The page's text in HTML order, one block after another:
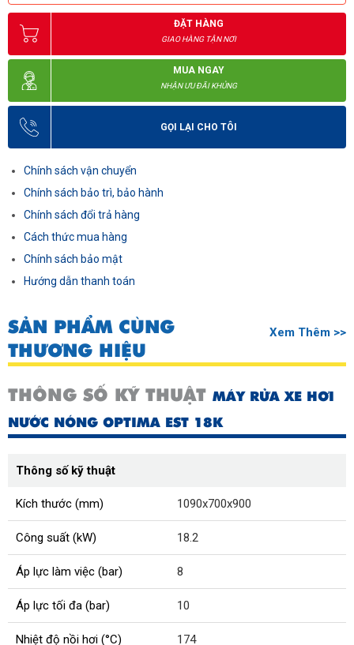
ĐẶT HÀNG
GIAO HÀNG TẬN NƠI
MUA NGAY
NHẬN ƯU ĐÃI KHỦNG
GỌI LẠI CHO TÔI
Chính sách vận chuyển
Chính sách bảo trì, bảo hành
Chính sách đổi trả hàng
Cách thức mua hàng
Chính sách bảo mật
Hướng dẫn thanh toán
SẢN PHẨM CÙNG
THƯƠNG HIỆU
Xem Thêm >>
THÔNG SỐ KỸ THUẬT MÁY RỬA XE HƠI
NƯỚC NÓNG OPTIMA EST 18K
Thông số kỹ thuật
Kích thước (mm) 1090x700x900
Công suất (kW) 18.2
Áp lực làm việc (bar) 8
Áp lực tối đa (bar) 10
Nhiệt độ nồi hơi (°C) 174